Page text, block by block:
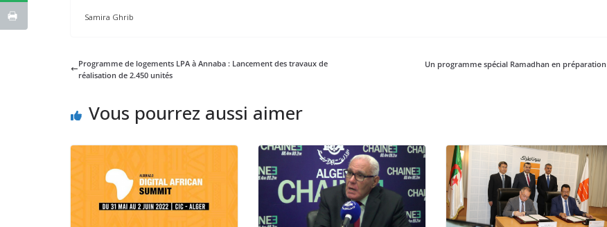
Samira Ghrib
Programme de logements LPA à Annaba : Lancement des travaux de
réalisation de 2.450 unités
Un programme spécial Ramadhan en préparation
Vous pourrez aussi aimer